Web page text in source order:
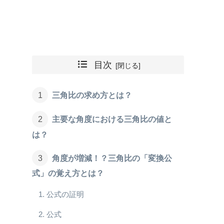
目次
三角比の求め方とは？
主要な角度における三角比の値と
は？
角度が増減！？三角比の「変換公
式」の覚え方とは？
公式の証明
公式